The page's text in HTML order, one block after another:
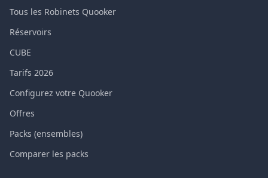
Tous les Robinets Quooker
Réservoirs
CUBE
Tarifs 2026
Configurez votre Quooker
Offres
Packs (ensembles)
Comparer les packs